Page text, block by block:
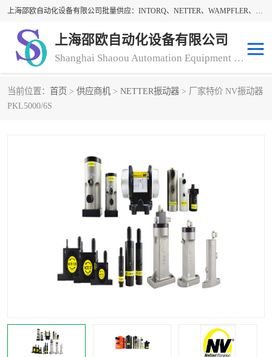
上海邵欧自动化设备有限公司批量供应：INTORQ、NETTER、WAMPFLER、WARNER、WICHITA、三菱离合器、warner离合器、NETTER振动器、WAMPFLER滑触线。上海邵欧自动化设备有限公司提供创新技术与产品解决方案，让客户享有高性价比，优质的产品和服务，我们坚持以持续技术和服务创新为客户不断创造价值。欢迎来电咨询！
上海邵欧自动化设备有限公司
Shanghai Shaoou Automation Equipment Co., Ltd
当前位置： 首页 > 供应商机 > NETTER振动器 > 厂家特价 NV振动器
PKL5000/6S
warner离合器
三菱离合器
DAYTON
carlson制动器
MACH III离合器 CLEVELAND
Magnetic制动器 STEARNS制动器
WICHITA Cleveland 张力控制器